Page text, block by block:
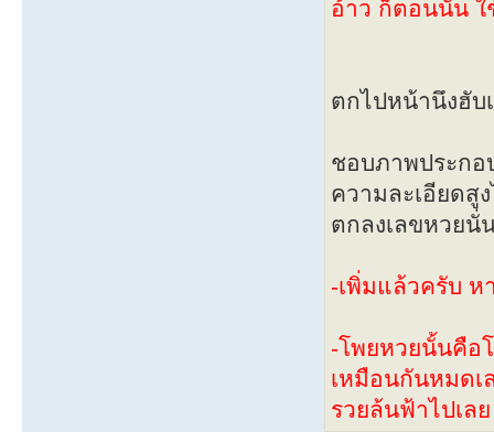
อ้าว ก็ตอนนั้น ใ
ตกไปหน้านึงฮับ
ชอบภาพประกอ
ความละเอียดสู
ตกลงเลขหวยนั่
-เพิ่มแล้วครับ ห
-โพยหวยนั้นคือ
เหมือนกันหมดเ
รวยล้นฟ้าไปเล